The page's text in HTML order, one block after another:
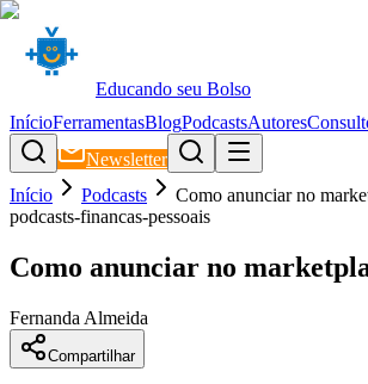
Educando seu Bolso
InícioFerramentasBlogPodcastsAutores
Newsletter
Início
Podcasts
Como anunciar no
podcasts-financas-pessoais
Como anunciar no
Fernanda Almeida
Compartilhar